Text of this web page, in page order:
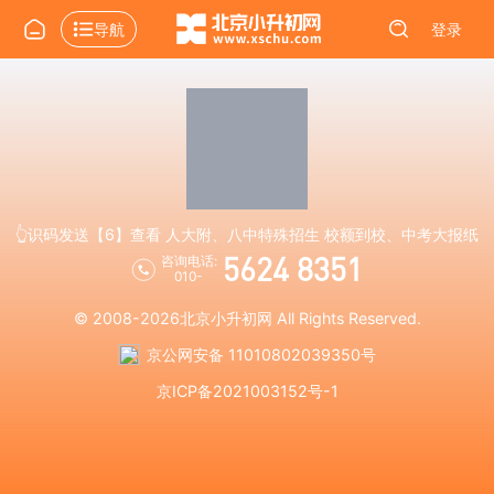
导航 登录
👆识码发送【6】查看 人大附、八中特殊招生 校额到校、中考大报纸
咨询电话:
010-
5624 8351
© 2008-2026北京小升初网 All Rights Reserved.
京公网安备 11010802039350号
京ICP备2021003152号-1